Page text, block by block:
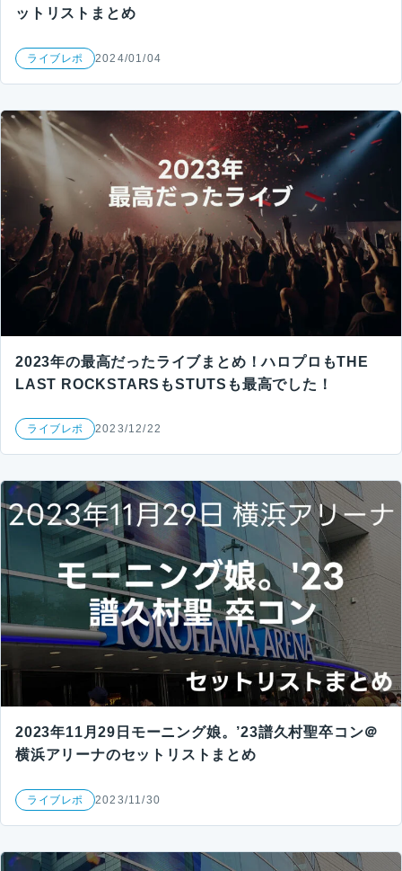
ットリストまとめ
ライブレポ 2024/01/04
2023年の最高だったライブまとめ！ハロプロもTHE
LAST ROCKSTARSもSTUTSも最高でした！
ライブレポ 2023/12/22
2023年11月29日モーニング娘。’23譜久村聖卒コン＠
横浜アリーナのセットリストまとめ
ライブレポ 2023/11/30